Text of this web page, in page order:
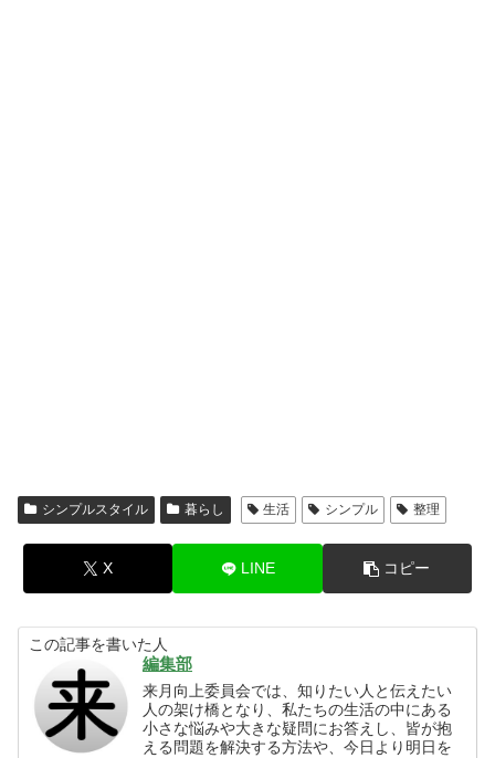
シンプルスタイル 暮らし 生活 シンプル 整理
X LINE コピー
この記事を書いた人
編集部
来月向上委員会では、知りたい人と伝えたい
人の架け橋となり、私たちの生活の中にある
小さな悩みや大きな疑問にお答えし、皆が抱
える問題を解決する方法や、今日より明日を